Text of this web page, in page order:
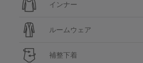
インナー
ルームウェア
補整下着